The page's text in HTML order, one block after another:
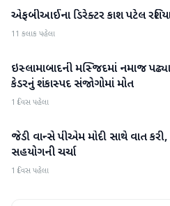
આંતરરાષ્ટ્રીય
એફબીઆઈના ડિરેક્ટર કાશ પટેલ
11 કલાક પહેલા
આંતરરાષ્ટ્રીય
ઇસ્લામાબાદની મસ્જિદમાં નમાજ
કેડરનું શંકાસ્પદ સંજોગોમાં મોત
1 દિવસ પહેલા
આંતરરાષ્ટ્રીય
જેડી વાન્સે પીએમ મોદી સાથે વાત
સહયોગની ચર્ચા
1 દિવસ પહેલા